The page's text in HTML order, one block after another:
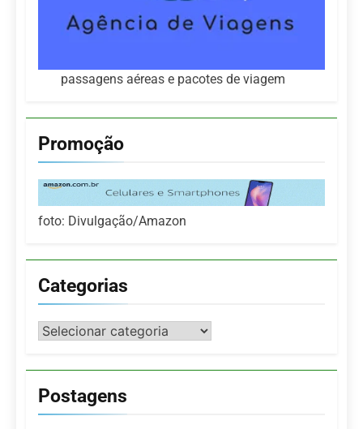
passagens aéreas e pacotes de viagem
Promoção
foto: Divulgação/Amazon
Categorias
Categorias
Postagens